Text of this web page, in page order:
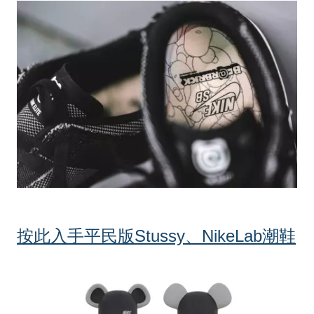
按此入手平民版Stussy、NikeLab潮鞋